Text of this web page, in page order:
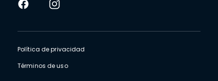
Política de privacidad
Términos de uso